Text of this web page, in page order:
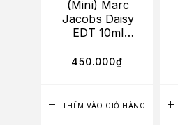
THÊM VÀO GIỎ HÀNG
(Mini) Marc
Jacobs Daisy
EDT 10ml
450.000₫